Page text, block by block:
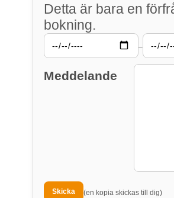
Detta är bara en
bokning.
–
Meddelande
(en kopia skickas till dig)